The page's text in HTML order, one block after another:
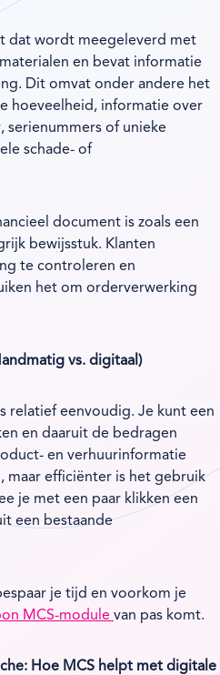
dat wordt meegeleverd met
en bevat informatie
Dit omvat onder andere het
hoeveelheid, informatie over
serienummers of unieke
schade- of
document is zoals een
bewijsstuk. Klanten
te controleren en
het om orderverwerking
vs. digitaal)
relatief eenvoudig. Je kunt een
en daaruit de bedragen
en verhuurinformatie
maar efficiënter is het gebruik
je met een paar klikken een
een bestaande
je tijd en voorkom je
MCS-module van pas komt.
Hoe MCS helpt met digitale